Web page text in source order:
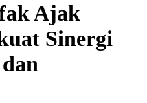
Ajak
Sinergi